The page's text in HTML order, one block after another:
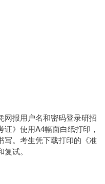
网报用户名和密码登录研招
》使用A4幅面白纸打印，
写。考生凭下载打印的《准
试。